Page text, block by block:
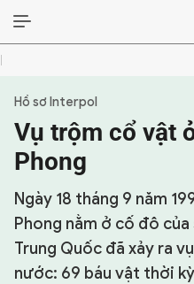
SỰ KIỆN & BÌNH LUẬN
HẬU TRƯỜNG
KINH TẾ - VĂN HÓA - THỂ
HỒ SƠ MẬT
PHÓNG SỰ
Hồ sơ Interpol
Vụ trộm cổ vật
Phong
Ngày 18 tháng 9 năm
Phong nằm ở cố đô
Trung Quốc đã xảy ra
nước: 69 báu vật thời